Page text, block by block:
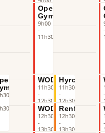
Alexane
Open
Gym
9h00
-
11h30
WOD
11h30
-
12h30
Alexane
Hyrox
11h30
-
12h30
Camil
WOD
12h30
-
13h30
Renfo
12h30
-
13h30
-
-
-